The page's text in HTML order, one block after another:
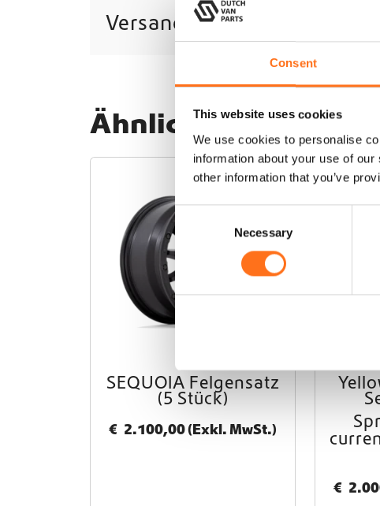
Consent
This website uses cookies
We use cookies to personalise
information about your use of
other information that you’ve
C
o
n
s
e
n
t
e
l
e
c
Necessary
Versand
Ähnliche Produkte
Black Rhino
SEQUOIA Felgensatz
(5 Stück)
€ 2.100,00(Exkl. MwSt.)
€